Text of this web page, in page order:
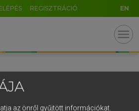
REGISZTRÁCIÓ EN
menu
az önről gyűjtött információkat.
l
, . - AltGr